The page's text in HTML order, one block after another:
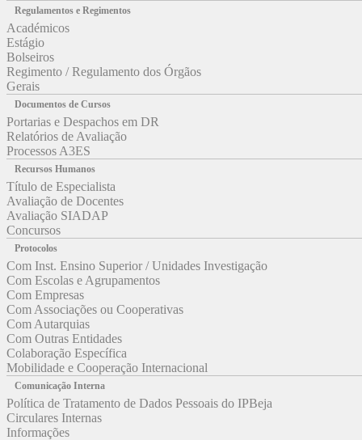
Regulamentos e Regimentos
Académicos
Estágio
Bolseiros
Regimento / Regulamento dos Órgãos
Gerais
Documentos de Cursos
Portarias e Despachos em DR
Relatórios de Avaliação
Processos A3ES
Recursos Humanos
Título de Especialista
Avaliação de Docentes
Avaliação SIADAP
Concursos
Protocolos
Com Inst. Ensino Superior / Unidades Investigação
Com Escolas e Agrupamentos
Com Empresas
Com Associações ou Cooperativas
Com Autarquias
Com Outras Entidades
Colaboração Específica
Mobilidade e Cooperação Internacional
Comunicação Interna
Política de Tratamento de Dados Pessoais do IPBeja
Circulares Internas
Informações